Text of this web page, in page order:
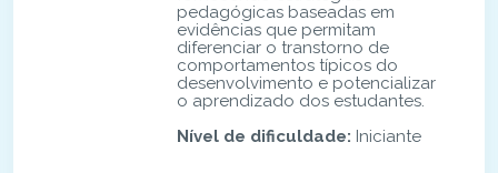
pedagógicas baseadas em
evidências que permitam
diferenciar o transtorno de
comportamentos típicos do
desenvolvimento e potencializar
o aprendizado dos estudantes.
Nível de dificuldade: Iniciante